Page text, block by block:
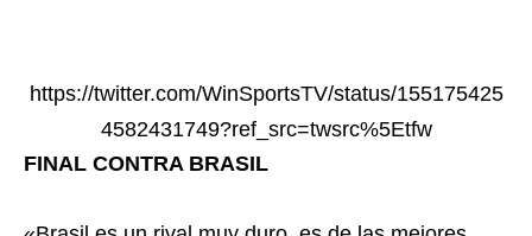
https://twitter.com/WinSportsTV/status/155175425
4582431749?ref_src=twsrc%5Etfw
FINAL CONTRA BRASIL